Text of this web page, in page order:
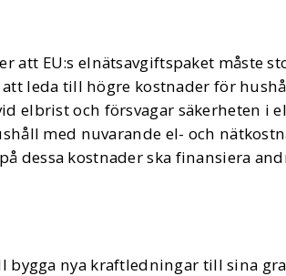
att EU:s elnätsavgiftspaket måste
leda till högre kostnader för
elbrist och försvagar säkerheten i
med nuvarande el- och
dessa kostnader ska finansiera
bygga nya kraftledningar till sina